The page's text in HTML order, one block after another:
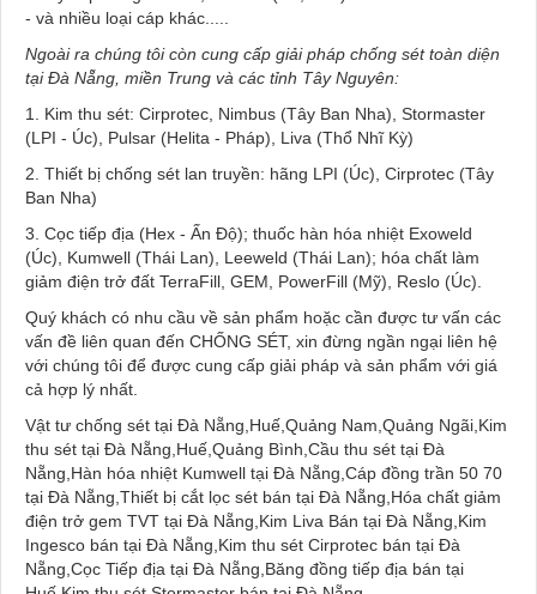
- và nhiều loại cáp khác.....
Ngoài ra chúng tôi còn cung cấp giải pháp chống sét toàn diện
tại Đà Nẵng, miền Trung và các tỉnh Tây Nguyên:
1. Kim thu sét: Cirprotec, Nimbus (Tây Ban Nha), Stormaster
(LPI - Úc), Pulsar (Helita - Pháp), Liva (Thổ Nhĩ Kỳ)
2. Thiết bị chống sét lan truyền: hãng LPI (Úc), Cirprotec (Tây
Ban Nha)
3. Cọc tiếp địa (Hex - Ấn Độ); thuốc hàn hóa nhiệt Exoweld
(Úc), Kumwell (Thái Lan), Leeweld (Thái Lan); hóa chất làm
giảm điện trở đất TerraFill, GEM, PowerFill (Mỹ), Reslo (Úc).
Quý khách có nhu cầu về sản phẩm hoặc cần được tư vấn các
vấn đề liên quan đến CHỐNG SÉT, xin đừng ngần ngại liên hệ
với chúng tôi để được cung cấp giải pháp và sản phẩm với giá
cả hợp lý nhất.
Vật tư chống sét tại Đà Nẵng,Huế,Quảng Nam,Quảng Ngãi,Kim
thu sét tại Đà Nẵng,Huế,Quảng Bình,Cầu thu sét tại Đà
Nẵng,Hàn hóa nhiệt Kumwell tại Đà Nẵng,Cáp đồng trần 50 70
tại Đà Nẵng,Thiết bị cắt lọc sét bán tại Đà Nẵng,Hóa chất giảm
điện trở gem TVT tại Đà Nẵng,Kim Liva Bán tại Đà Nẵng,Kim
Ingesco bán tại Đà Nẵng,Kim thu sét Cirprotec bán tại Đà
Nẵng,Cọc Tiếp địa tại Đà Nẵng,Băng đồng tiếp địa bán tại